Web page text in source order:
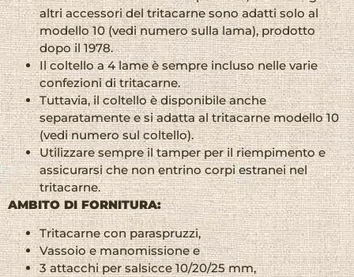
altri accessori del tritacarne sono adatti solo al
modello 10 (vedi numero sulla lama), prodotto
dopo il 1978.
Il coltello a 4 lame è sempre incluso nelle varie
confezioni di tritacarne.
Tuttavia, il coltello è disponibile anche
separatamente e si adatta al tritacarne modello 10
(vedi numero sul coltello).
Utilizzare sempre il tamper per il riempimento e
assicurarsi che non entrino corpi estranei nel
tritacarne.
AMBITO DI FORNITURA:
Tritacarne con paraspruzzi,
Vassoio e manomissione e
3 attacchi per salsicce 10/20/25 mm,